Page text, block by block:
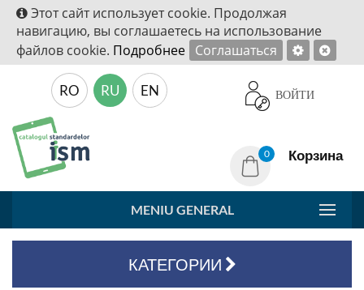
Этот сайт использует cookie. Продолжая
навигацию, вы соглашаетесь на использование
файлов cookie. Подробнее Соглашаться
ВОЙТИ
RO RU EN
0 Корзина
MENIU GENERAL
КАТЕГОРИИ